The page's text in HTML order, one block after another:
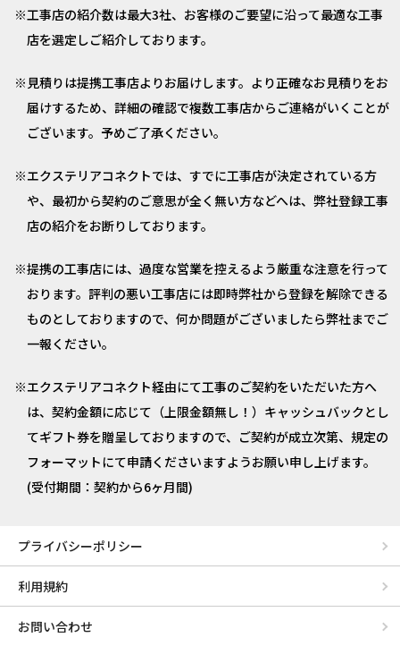
工事店の紹介数は最大3社、お客様のご要望に沿って最適な工事
店を選定しご紹介しております。
見積りは提携工事店よりお届けします。より正確なお見積りをお
届けするため、詳細の確認で複数工事店からご連絡がいくことが
ございます。予めご了承ください。
エクステリアコネクトでは、すでに工事店が決定されている方
や、最初から契約のご意思が全く無い方などへは、弊社登録工事
店の紹介をお断りしております。
提携の工事店には、過度な営業を控えるよう厳重な注意を行って
おります。評判の悪い工事店には即時弊社から登録を解除できる
ものとしておりますので、何か問題がございましたら弊社までご
一報ください。
エクステリアコネクト経由にて工事のご契約をいただいた方へ
は、契約金額に応じて（上限金額無し！）キャッシュバックとし
てギフト券を贈呈しておりますので、ご契約が成立次第、規定の
フォーマットにて申請くださいますようお願い申し上げます。
(受付期間：契約から6ヶ月間)
プライバシーポリシー
利用規約
お問い合わせ